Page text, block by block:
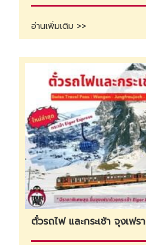
อ่านเพิ่มเติม >>
ตั๋วรถไฟ และกระเช้า จุงเฟรา